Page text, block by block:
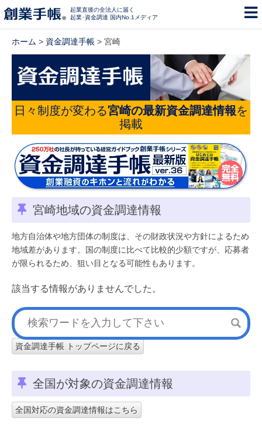
起業直後の全法人に届く
起業･資金調達 国内No.1メディア
ホーム > 資金調達手帳 > 宮崎
日々制度が変わる宮崎の最新資金調達情報を
掲載
宮崎地域の資金調達情報
地方自治体や地方団体の制度は、その財政状況や方針によるため
地域差があります。国の制度に比べて比較的少額ですが、応募者
が限られるため、狙い目となる可能性もあります。
該当する情報がありませんでした。
資金調達手帳 トップページに戻る
全国が対象の資金調達情報
全国対応の資金調達情報はこちら